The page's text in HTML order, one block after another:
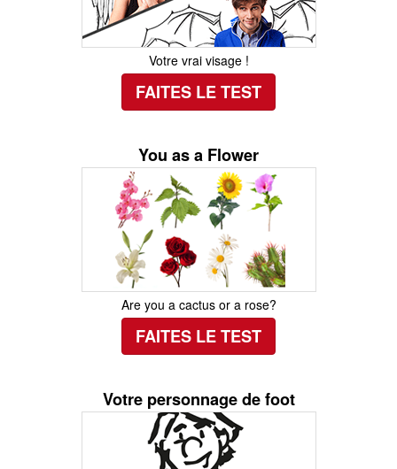
Votre vrai visage !
FAITES LE TEST
You as a Flower
Are you a cactus or a rose?
FAITES LE TEST
Votre personnage de foot